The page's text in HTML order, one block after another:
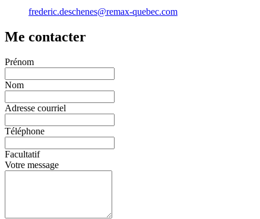
frederic.deschenes@remax-quebec.com
Me contacter
Prénom
Nom
Adresse courriel
Téléphone
Facultatif
Votre message